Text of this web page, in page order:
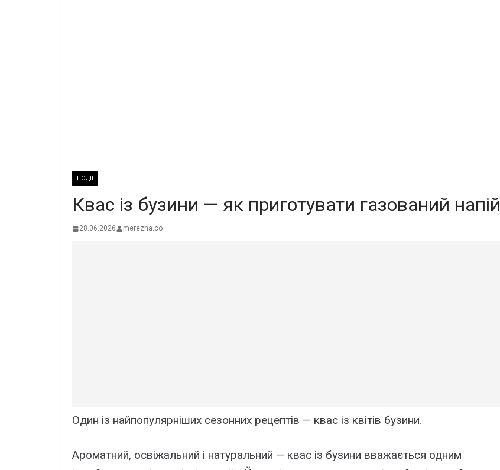
ПОДІЇ
Квас із бузини — як приготувати газований напій
28.06.2026 merezha.co
Один із найпопулярніших сезонних рецептів — квас із квітів бузини.
Ароматний, освіжальний і натуральний — квас із бузини вважається одним